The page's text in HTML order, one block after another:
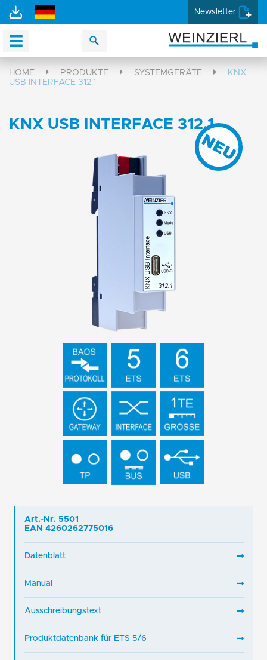
Newsletter
HOME PRODUKTE SYSTEMGERÄTE
KNX
USB INTERFACE 312.1
KNX USB INTERFACE 312.1
Art.-Nr. 5501
EAN 4260262775016
Datenblatt
Manual
Ausschreibungstext
Produktdatenbank für ETS 5/6